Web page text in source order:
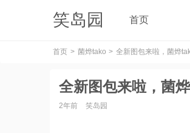
笑岛园 首页
首页 菌烨tako 全新图包来啦，菌烨
全新图包来啦，菌
2年前 笑岛园